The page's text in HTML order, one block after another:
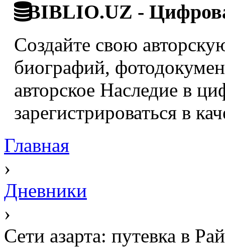
BIBLIO.UZ -
Создайте свою
биографий,
авторское Наследие в
зарегистрироваться в
Главная
›
Дневники
›
Сети азарта: путевка в